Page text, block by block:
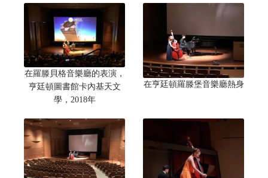
在羅滕貝格音樂廳的表演，
亨廷頓圖書館卡內基天文
學，2018年
在亨廷頓羅滕堡音樂廳熱身